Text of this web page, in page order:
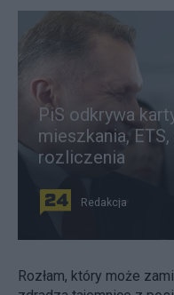
PiS odkrywa
mieszkania,
rozliczenia
Redakcja
Rozłam, który może